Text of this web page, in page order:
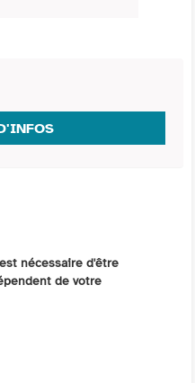
nécessaire d'être
de votre